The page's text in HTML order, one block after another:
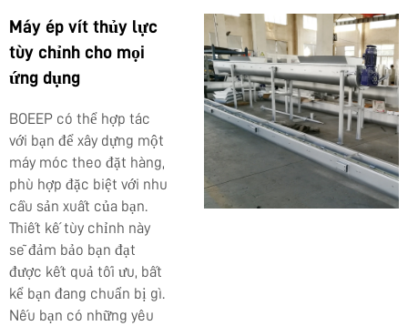
Máy ép vít thủy lực
tùy chỉnh cho mọi
ứng dụng
BOEEP có thể hợp tác
với bạn để xây dựng một
máy móc theo đặt hàng,
phù hợp đặc biệt với nhu
cầu sản xuất của bạn.
Thiết kế tùy chỉnh này
sẽ đảm bảo bạn đạt
được kết quả tối ưu, bất
kể bạn đang chuẩn bị gì.
Nếu bạn có những yêu